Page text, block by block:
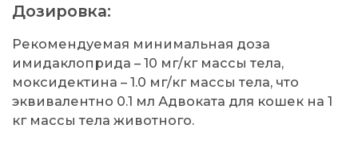
Дозировка:
Рекомендуемая минимальная доза
имидаклоприда – 10 мг/кг массы тела,
моксидектина – 1.0 мг/кг массы тела, что
эквивалентно 0.1 мл Адвоката для кошек на 1
кг массы тела животного.